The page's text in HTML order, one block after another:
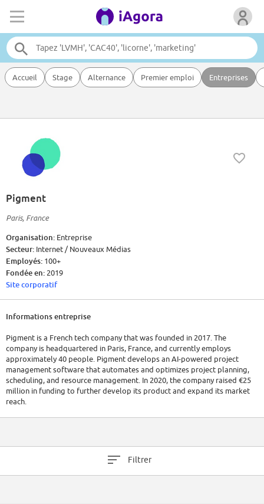
Accueil Stage Alternance Premier emploi Entreprises
Pigment
Paris, France
Organisation: Entreprise
Secteur: Internet / Nouveaux Médias
Employés: 100+
Fondée en: 2019
Site corporatif
Informations entreprise
Pigment is a French tech company that was founded in 2017. The
company is headquartered in Paris, France, and currently employs
approximately 40 people. Pigment develops an AI-powered project
management software that automates and optimizes project planning,
scheduling, and resource management. In 2020, the company raised €25
million in funding to further develop its product and expand its market
reach.
Filtrer